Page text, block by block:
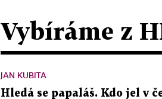
Vybíráme z
JAN KUBITA
Hledá se papaláš. Kdo jel v